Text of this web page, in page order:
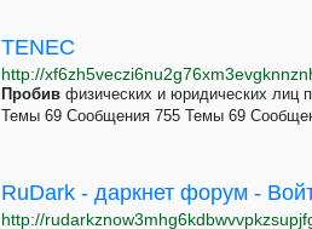
TENEC
http://
Пробив физических и юридических лиц
Темы 69 Сообщения 755 Темы 69
RuDark - даркнет форум -